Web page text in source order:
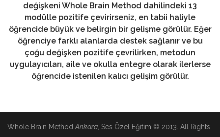
değişkeni Whole Brain Method dahilindeki 13
modülle pozitife çevirirseniz, en tabii haliyle
öğrencide büyük ve belirgin bir gelişme görülür. Eğer
öğrenciye farklı alanlarda destek sağlanır ve bu
çoğu değişken pozitife çevrilirken, metodun
uygulayıcıları, aile ve okulla entegre olarak ilerlerse
öğrencide istenilen kalıcı gelişim görülür.
Whole Brain MethodAnkara, Ses Özel Eğitim © 2013. All Rights